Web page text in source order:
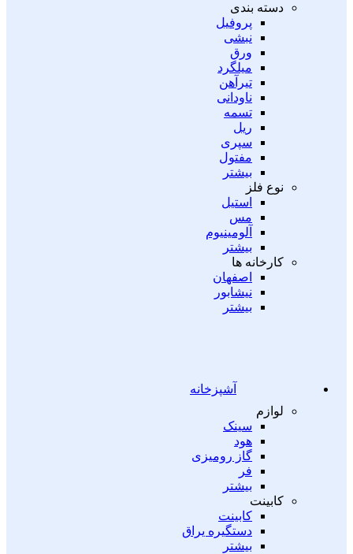
دسته بندی
پروفیل
نبشی
ورق
میلگرد
تیرآهن
ناودانی
تسمه
ریل
سپری
مفتول
بیشتر
نوع فلز
استیل
مس
آلومینیوم
بیشتر
کارخانه ها
اصفهان
نیشابور
بیشتر
آشپزخانه
لوازم
سینک
هود
گاز رومیزی
فر
بیشتر
کابینت
کابینت
دستگیره یراق
بیشتر